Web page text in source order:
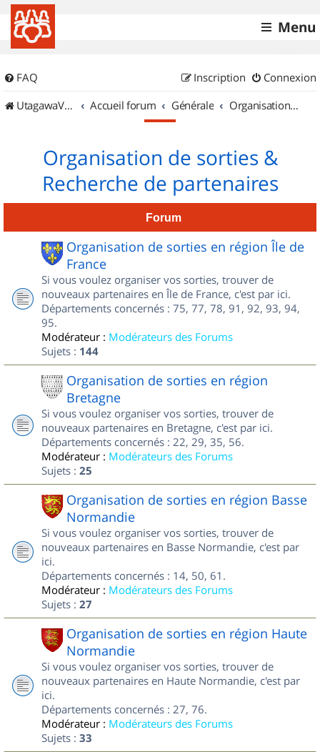
Menu
FAQ Connexion
Inscription
UtagawaVTT (Randos VTT et VTTAE avec traces GPS)
Accueil forum Générale Organisation de sorties & Recherche de partenaires
Organisation de sorties &
Recherche de partenaires
Forum
Organisation de sorties en région Île de
France
Si vous voulez organiser vos sorties, trouver de
nouveaux partenaires en Île de France, c'est par ici.
Départements concernés : 75, 77, 78, 91, 92, 93, 94,
95.
Modérateur : Modérateurs des Forums
Sujets : 144
Organisation de sorties en région
Bretagne
Si vous voulez organiser vos sorties, trouver de
nouveaux partenaires en Bretagne, c'est par ici.
Départements concernés : 22, 29, 35, 56.
Modérateur : Modérateurs des Forums
Sujets : 25
Organisation de sorties en région Basse
Normandie
Si vous voulez organiser vos sorties, trouver de
nouveaux partenaires en Basse Normandie, c'est par
ici.
Départements concernés : 14, 50, 61.
Modérateur : Modérateurs des Forums
Sujets : 27
Organisation de sorties en région Haute
Normandie
Si vous voulez organiser vos sorties, trouver de
nouveaux partenaires en Haute Normandie, c'est par
ici.
Départements concernés : 27, 76.
Modérateur : Modérateurs des Forums
Sujets : 33